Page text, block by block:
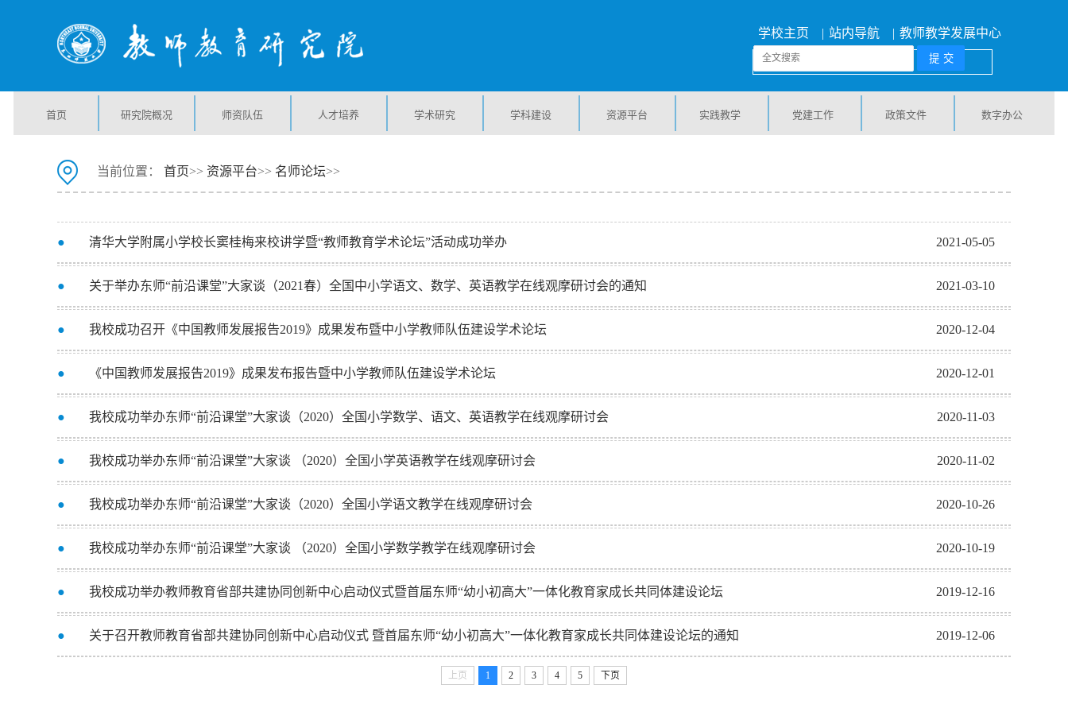
学校主页 | 站内导航 | 教师教学发展中心
首页 研究院概况 师资队伍 人才培养 学术研究 学科建设 资源平台 实践教学 党建工作 政策文件 数字办公
当前位置： 首页>> 资源平台>> 名师论坛>>
● 清华大学附属小学校长窦桂梅来校讲学暨“教师教育学术论坛”活动成功举办 2021-05-05
● 关于举办东师“前沿课堂”大家谈（2021春）全国中小学语文、数学、英语教学在线观摩研讨会的通知 2021-03-10
● 我校成功召开《中国教师发展报告2019》成果发布暨中小学教师队伍建设学术论坛 2020-12-04
● 《中国教师发展报告2019》成果发布报告暨中小学教师队伍建设学术论坛 2020-12-01
● 我校成功举办东师“前沿课堂”大家谈（2020）全国小学数学、语文、英语教学在线观摩研讨会 2020-11-03
● 我校成功举办东师“前沿课堂”大家谈 （2020）全国小学英语教学在线观摩研讨会 2020-11-02
● 我校成功举办东师“前沿课堂”大家谈（2020）全国小学语文教学在线观摩研讨会 2020-10-26
● 我校成功举办东师“前沿课堂”大家谈 （2020）全国小学数学教学在线观摩研讨会 2020-10-19
● 我校成功举办教师教育省部共建协同创新中心启动仪式暨首届东师“幼小初高大”一体化教育家成长共同体建设论坛 2019-12-16
● 关于召开教师教育省部共建协同创新中心启动仪式 暨首届东师“幼小初高大”一体化教育家成长共同体建设论坛的通知 2019-12-06
上页 1 2 3 4 5 下页